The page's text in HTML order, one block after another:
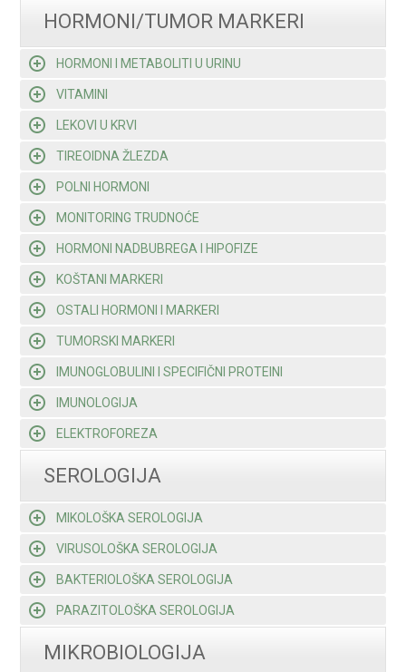
HORMONI/TUMOR MARKERI
HORMONI I METABOLITI U URINU
VITAMINI
LEKOVI U KRVI
TIREOIDNA ŽLEZDA
POLNI HORMONI
MONITORING TRUDNOĆE
HORMONI NADBUBREGA I HIPOFIZE
KOŠTANI MARKERI
OSTALI HORMONI I MARKERI
TUMORSKI MARKERI
IMUNOGLOBULINI I SPECIFIČNI PROTEINI
IMUNOLOGIJA
ELEKTROFOREZA
SEROLOGIJA
MIKOLOŠKA SEROLOGIJA
VIRUSOLOŠKA SEROLOGIJA
BAKTERIOLOŠKA SEROLOGIJA
PARAZITOLOŠKA SEROLOGIJA
MIKROBIOLOGIJA